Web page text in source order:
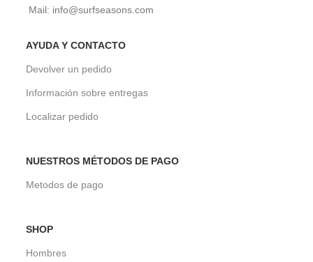
Mail: info@surfseasons.com
AYUDA Y CONTACTO
Devolver un pedido
Información sobre entregas
Localizar pedido
NUESTROS MÉTODOS DE PAGO
Metodos de pago
SHOP
Hombres